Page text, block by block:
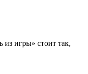
игры» стоит так,